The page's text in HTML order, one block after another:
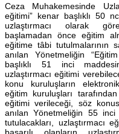
Ceza Muhakemesinde
eğitimi” kenar başlıklı 50
uzlaştırmacı olarak
başlamadan önce eğitim
eğitime tâbi tutulmalarının
anılan Yönetmeliğin
başlıklı 51 inci
uzlaştırmacı eğitimi
konu kuruluşların
eğitim kuruluşları tarafından
eğitimi verileceği, söz
anılan Yönetmeliğin 55 inci
tutulacakları, uzlaştırmacı
başarılı olanların